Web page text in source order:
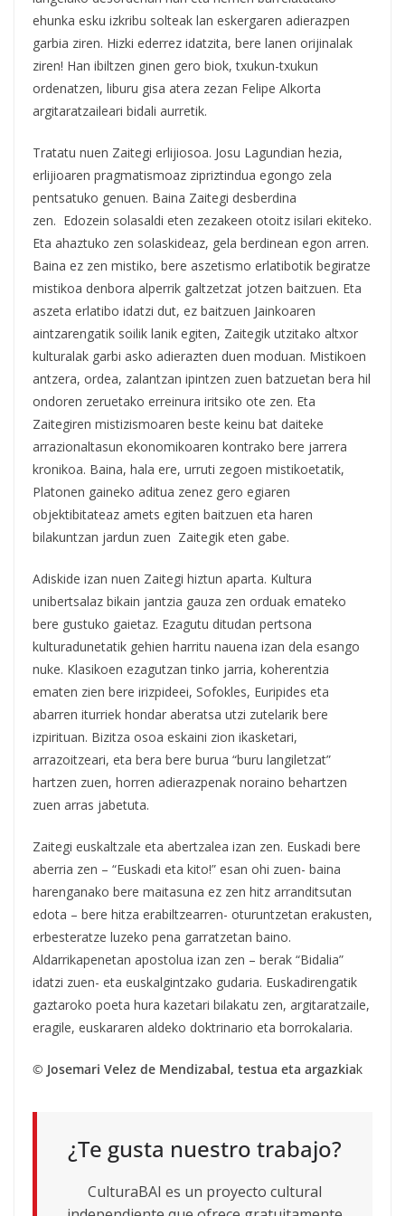
ehunka esku izkribu solteak lan eskergaren adierazpen
garbia ziren. Hizki ederrez idatzita, bere lanen orijinalak
ziren! Han ibiltzen ginen gero biok, txukun-txukun
ordenatzen, liburu gisa atera zezan Felipe Alkorta
argitaratzaileari bidali aurretik.
Tratatu nuen Zaitegi erlijiosoa. Josu Lagundian hezia,
erlijioaren pragmatismoaz zipriztindua egongo zela
pentsatuko genuen. Baina Zaitegi desberdina
zen. Edozein solasaldi eten zezakeen otoitz isilari ekiteko.
Eta ahaztuko zen solaskideaz, gela berdinean egon arren.
Baina ez zen mistiko, bere aszetismo erlatibotik begiratze
mistikoa denbora alperrik galtzetzat jotzen baitzuen. Eta
aszeta erlatibo idatzi dut, ez baitzuen Jainkoaren
aintzarengatik soilik lanik egiten, Zaitegik utzitako altxor
kulturalak garbi asko adierazten duen moduan. Mistikoen
antzera, ordea, zalantzan ipintzen zuen batzuetan bera hil
ondoren zeruetako erreinura iritsiko ote zen. Eta
Zaitegiren mistizismoaren beste keinu bat daiteke
arrazionaltasun ekonomikoaren kontrako bere jarrera
kronikoa. Baina, hala ere, urruti zegoen mistikoetatik,
Platonen gaineko aditua zenez gero egiaren
objektibitateaz amets egiten baitzuen eta haren
bilakuntzan jardun zuen Zaitegik eten gabe.
Adiskide izan nuen Zaitegi hiztun aparta. Kultura
unibertsalaz bikain jantzia gauza zen orduak emateko
bere gustuko gaietaz. Ezagutu ditudan pertsona
kulturadunetatik gehien harritu nauena izan dela esango
nuke. Klasikoen ezagutzan tinko jarria, koherentzia
ematen zien bere irizpideei, Sofokles, Euripides eta
abarren iturriek hondar aberatsa utzi zutelarik bere
izpirituan. Bizitza osoa eskaini zion ikasketari,
arrazoitzeari, eta bera bere burua “buru langiletzat”
hartzen zuen, horren adierazpenak noraino behartzen
zuen arras jabetuta.
Zaitegi euskaltzale eta abertzalea izan zen. Euskadi bere
aberria zen – “Euskadi eta kito!” esan ohi zuen- baina
harenganako bere maitasuna ez zen hitz arranditsutan
edota – bere hitza erabiltzearren- oturuntzetan erakusten,
erbesteratze luzeko pena garratzetan baino.
Aldarrikapenetan apostolua izan zen – berak “Bidalia”
idatzi zuen- eta euskalgintzako gudaria. Euskadirengatik
gaztaroko poeta hura kazetari bilakatu zen, argitaratzaile,
eragile, euskararen aldeko doktrinario eta borrokalaria.
© Josemari Velez de Mendizabal, testua eta argazkiak
¿Te gusta nuestro trabajo?
CulturaBAI es un proyecto cultural